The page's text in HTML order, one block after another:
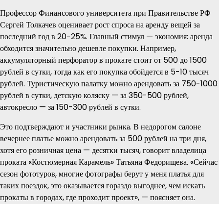
Профессор Финансового университета при Правительстве РФ
Сергей Толкачев оценивает рост спроса на аренду вещей за
последний год в 20-25%. Главный стимул — экономия: аренда
обходится значительно дешевле покупки. Например,
аккумуляторный перфоратор в прокате стоит от 500 до 1500
рублей в сутки, тогда как его покупка обойдется в 5-10 тысяч
рублей. Туристическую палатку можно арендовать за 750-1000
рублей в сутки, детскую коляску — за 350-500 рублей,
автокресло — за 150-300 рублей в сутки.
Это подтверждают и участники рынка. В недорогом салоне
вечернее платье можно арендовать за 500 рублей на три дня,
хотя его розничная цена — десятки тысяч, говорит владелица
проката «Костюмерная Карамель» Татьяна Федорищева. «Сейчас
сезон фототуров, многие фотографы берут у меня платья для
таких поездок, это оказывается гораздо выгоднее, чем искать
прокаты в городах, где проходит проект», — поясняет она.